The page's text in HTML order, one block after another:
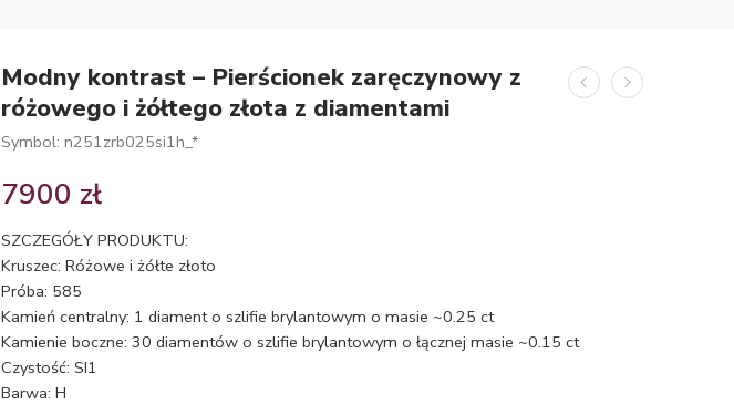
Modny kontrast – Pierścionek zaręczynowy z
różowego i żółtego złota z diamentami
Symbol: n251zrb025si1h_*
7900 zł
SZCZEGÓŁY PRODUKTU:
Kruszec: Różowe i żółte złoto
Próba: 585
Kamień centralny: 1 diament o szlifie brylantowym o masie ~0.25 ct
Kamienie boczne: 30 diamentów o szlifie brylantowym o łącznej masie ~0.15 ct
Czystość: SI1
Barwa: H